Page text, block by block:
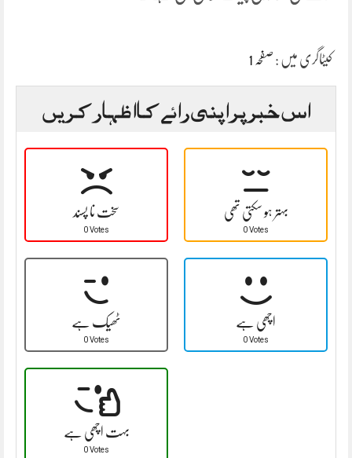
کیٹاگری میں : صفحہ 1
اس خبر پر اپنی رائے کا اظہار کریں
سخت نا پسند
0 Votes
بہتر ہو سکتی تھی
0 Votes
ٹھیک ہے
0 Votes
اچھی ہے
0 Votes
بہت اچھی ہے
0 Votes